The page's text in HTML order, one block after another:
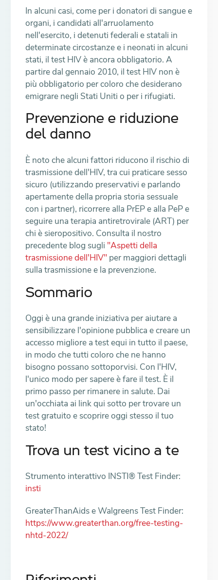
In alcuni casi, come per i donatori di sangue e
organi, i candidati all'arruolamento
nell'esercito, i detenuti federali e statali in
determinate circostanze e i neonati in alcuni
stati, il test HIV è ancora obbligatorio. A
partire dal gennaio 2010, il test HIV non è
più obbligatorio per coloro che desiderano
emigrare negli Stati Uniti o per i rifugiati.
Prevenzione e riduzione
del danno
È noto che alcuni fattori riducono il rischio di
trasmissione dell'HIV, tra cui praticare sesso
sicuro (utilizzando preservativi e parlando
apertamente della propria storia sessuale
con i partner), ricorrere alla PrEP e alla PeP e
seguire una terapia antiretrovirale (ART) per
chi è sieropositivo. Consulta il nostro
precedente blog sugli "Aspetti della
trasmissione dell'HIV" per maggiori dettagli
sulla trasmissione e la prevenzione.
Sommario
Oggi è una grande iniziativa per aiutare a
sensibilizzare l'opinione pubblica e creare un
accesso migliore a test equi in tutto il paese,
in modo che tutti coloro che ne hanno
bisogno possano sottoporvisi. Con l'HIV,
l'unico modo per sapere è fare il test. È il
primo passo per rimanere in salute. Dai
un'occhiata ai link qui sotto per trovare un
test gratuito e scoprire oggi stesso il tuo
stato!
Trova un test vicino a te
Strumento interattivo INSTI® Test Finder:
insti
GreaterThanAids e Walgreens Test Finder:
https://www.greaterthan.org/free-testing-
nhtd-2022/